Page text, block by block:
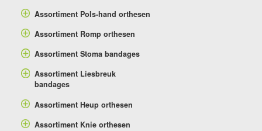
Assortiment Pols-hand orthesen
Assortiment Romp orthesen
Assortiment Stoma bandages
Assortiment Liesbreuk
bandages
Assortiment Heup orthesen
Assortiment Knie orthesen